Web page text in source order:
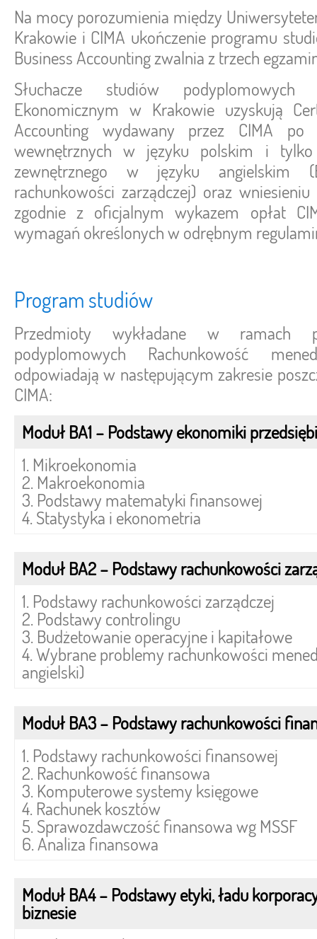
Na mocy porozumienia między
Krakowie i CIMA ukończenie programu
Business Accounting zwalnia z trzech
Słuchacze studiów podyplomowych
Ekonomicznym w Krakowie uzyskują
Accounting wydawany przez CIMA po
wewnętrznych w języku polskim i tylko
zewnętrznego w języku angielskim
rachunkowości zarządczej) oraz
zgodnie z oficjalnym wykazem opłat
wymagań określonych w odrębnym
Program studiów
Przedmioty wykładane w ramach
podyplomowych Rachunkowość
odpowiadają w następującym zakresie
CIMA:
Moduł BA1 – Podstawy ekonomiki
1. Mikroekonomia
2. Makroekonomia
3. Podstawy matematyki finansowej
4. Statystyka i ekonometria
Moduł BA2 – Podstawy rachunkowości
1. Podstawy rachunkowości zarządczej
2. Podstawy controlingu
3. Budżetowanie operacyjne i kapitałowe
4. Wybrane problemy rachunkowości
angielski)
Moduł BA3 – Podstawy rachunkowości
1. Podstawy rachunkowości finansowej
2. Rachunkowość finansowa
3. Komputerowe systemy księgowe
4. Rachunek kosztów
5. Sprawozdawczość finansowa wg MSSF
6. Analiza finansowa
Moduł BA4 – Podstawy etyki, ładu
biznesie